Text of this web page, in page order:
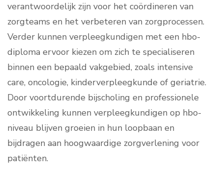
verantwoordelijk zijn voor het coördineren van
zorgteams en het verbeteren van zorgprocessen.
Verder kunnen verpleegkundigen met een hbo-
diploma ervoor kiezen om zich te specialiseren
binnen een bepaald vakgebied, zoals intensive
care, oncologie, kinderverpleegkunde of geriatrie.
Door voortdurende bijscholing en professionele
ontwikkeling kunnen verpleegkundigen op hbo-
niveau blijven groeien in hun loopbaan en
bijdragen aan hoogwaardige zorgverlening voor
patiënten.